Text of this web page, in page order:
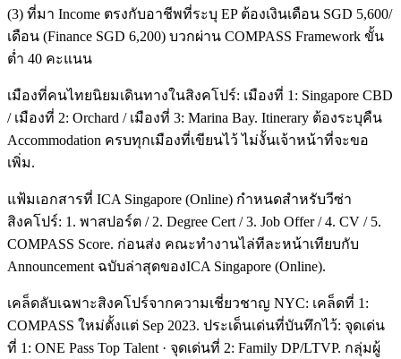
(3) ที่มา Income ตรงกับอาชีพที่ระบุ EP ต้องเงินเดือน SGD 5,600/
เดือน (Finance SGD 6,200) บวกผ่าน COMPASS Framework ขั้น
ต่ำ 40 คะแนน
เมืองที่คนไทยนิยมเดินทางในสิงคโปร์: เมืองที่ 1: Singapore CBD
/ เมืองที่ 2: Orchard / เมืองที่ 3: Marina Bay. Itinerary ต้องระบุคืน
Accommodation ครบทุกเมืองที่เขียนไว้ ไม่งั้นเจ้าหน้าที่จะขอ
เพิ่ม.
แฟ้มเอกสารที่ ICA Singapore (Online) กำหนดสำหรับวีซ่า
สิงคโปร์: 1. พาสปอร์ต / 2. Degree Cert / 3. Job Offer / 4. CV / 5.
COMPASS Score. ก่อนส่ง คณะทำงานไล่ทีละหน้าเทียบกับ
Announcement ฉบับล่าสุดของICA Singapore (Online).
เคล็ดลับเฉพาะสิงคโปร์จากความเชี่ยวชาญ NYC: เคล็ดที่ 1:
COMPASS ใหม่ตั้งแต่ Sep 2023. ประเด็นเด่นที่บันทึกไว้: จุดเด่น
ที่ 1: ONE Pass Top Talent · จุดเด่นที่ 2: Family DP/LTVP. กลุ่มผู้